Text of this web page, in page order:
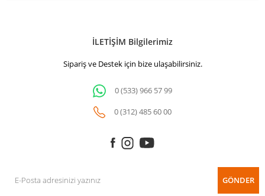
İLETİŞİM Bilgilerimiz
Sipariş ve Destek için bize ulaşabilirsiniz.
0 (533) 966 57 99
0 (312) 485 60 00
GÖNDER